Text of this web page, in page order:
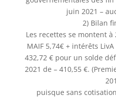
juin 2021 –
2) Bilan
Les recettes se montent
MAIF 5,74€ + intérêts
432,72 € pour un solde
2021 de – 410,55 €.
puisque sans